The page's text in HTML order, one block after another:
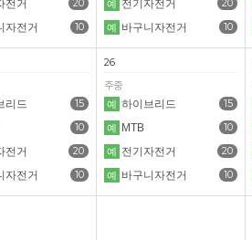
20
전거
10
자전거
20
예 전기자전거
10
예 바구니자전거
15
리드
10
20
전거
10
자전거
26
주중
15
예 하이브리드
10
예
MTB
20
예 전기자전거
10
예 바구니자전거